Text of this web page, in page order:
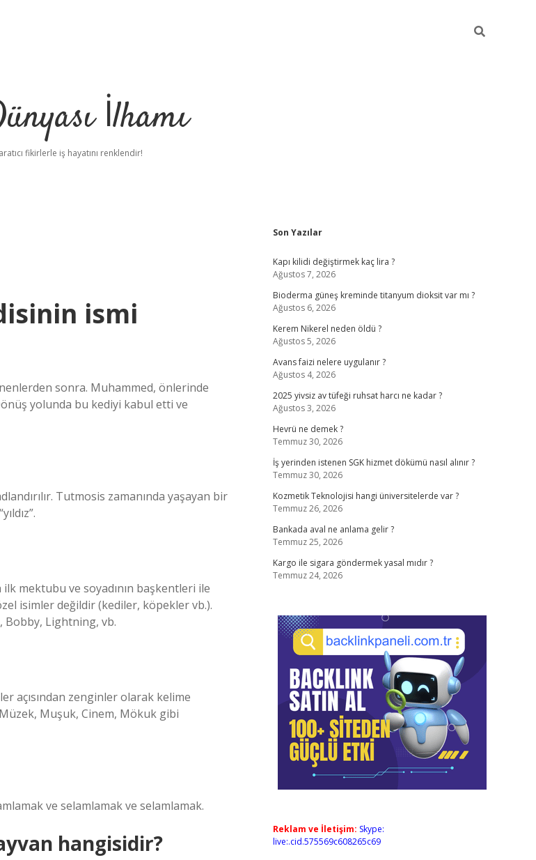
İlhamı
fikirlerle iş hayatını renklendir!
ismi
yolunda bu kediyi kabul etti ve
Tutmosis zamanında yaşayan bir
mektubu ve soyadının başkentleri ile
isimler değildir (kediler, köpekler vb.).
Lightning, vb.
açısından zenginler olarak kelime
Müzek, Muşuk, Cinem, Mökuk gibi
ve selamlamak ve selamlamak.
hangisidir?
Sidebar
Son Yazılar
Kapı kilidi değiştirmek kaç lira ?
Ağustos 7, 2026
Bioderma güneş kreminde titanyum dioksit var mı ?
Ağustos 6, 2026
Kerem Nikerel neden öldü ?
Ağustos 5, 2026
Avans faizi nelere uygulanır ?
Ağustos 4, 2026
2025 yivsiz av tüfeği ruhsat harcı ne kadar ?
Ağustos 3, 2026
Hevrü ne demek ?
Temmuz 30, 2026
İş yerinden istenen SGK hizmet dökümü nasıl alınır ?
Temmuz 30, 2026
Kozmetik Teknolojisi hangi üniversitelerde var ?
Temmuz 26, 2026
Bankada aval ne anlama gelir ?
Temmuz 25, 2026
Kargo ile sigara göndermek yasal mıdır ?
Temmuz 24, 2026
Reklam ve İletişim: Skype:
live:.cid.575569c608265c69